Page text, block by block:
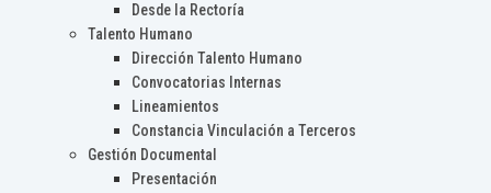
Desde la Rectoría
Talento Humano
Dirección Talento Humano
Convocatorias Internas
Lineamientos
Constancia Vinculación a Terceros
Gestión Documental
Presentación